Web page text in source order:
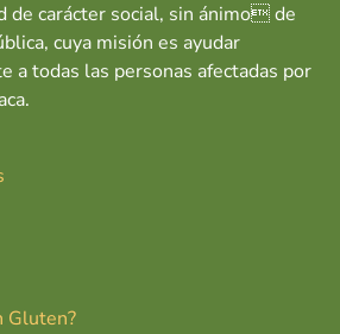
de carácter social, sin ánimo de
cuya misión es ayudar
a todas las personas afectadas por
Gluten?